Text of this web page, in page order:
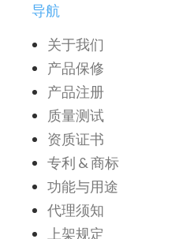
导航
关于我们
产品保修
产品注册
质量测试
资质证书
专利 & 商标
功能与用途
代理须知
上架规定